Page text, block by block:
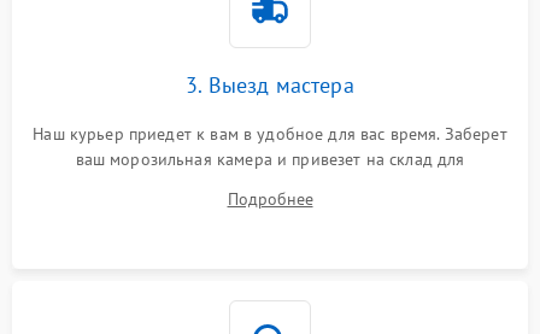
3. Выезд мастера
Наш курьер приедет к вам в удобное для вас время. Заберет
ваш морозильная камера и привезет на склад для
Подробнее